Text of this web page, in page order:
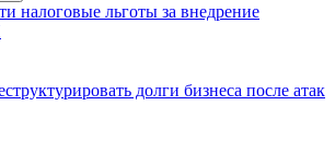
налоговые льготы за внедрение
долги бизнеса после атак